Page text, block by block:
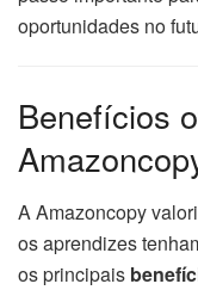
oportunidades no
Benefícios
A Amazoncopy
os aprendizes
os principais